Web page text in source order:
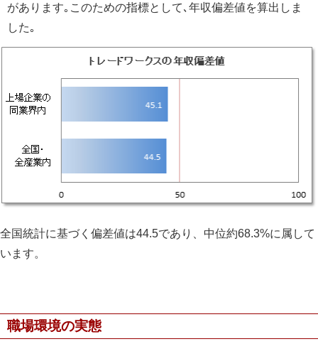
があります｡このための指標として､年収偏差値を算出しま
した｡
全国統計に基づく偏差値は44.5であり、中位約68.3%に属して
います。
職場環境の実態